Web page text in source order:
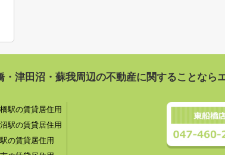
・津田沼・蘇我周辺の不動産に関することなら
駅の賃貸居住用
駅の賃貸居住用
の賃貸居住用